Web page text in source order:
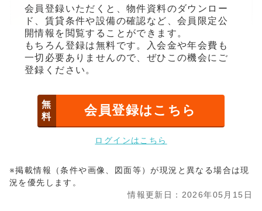
会員登録いただくと、物件資料のダウンロー
ド、賃貸条件や設備の確認など、会員限定公
開情報を閲覧することができます。
もちろん登録は無料です。入会金や年会費も
一切必要ありませんので、ぜひこの機会にご
登録ください。
無
料
会員登録はこちら
ログインはこちら
※掲載情報（条件や画像、図面等）が現況と異なる場合は現
況を優先します。
情報更新日：2026年05月15日